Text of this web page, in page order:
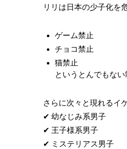
リリは日本の少子化を
ゲーム禁止
チョコ禁止
猫禁止
というとんでもない
さらに次々と現れる
✔ 幼なじみ系男子
✔ 王子様系男子
✔ ミステリアス男子